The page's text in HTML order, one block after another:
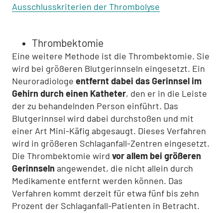
Ausschlusskriterien der Thrombolyse
Thrombektomie
Eine weitere Methode ist die Thrombektomie. Sie
wird bei größeren Blutgerinnseln eingesetzt. Ein
Neuroradiologe entfernt dabei das Gerinnsel im
Gehirn durch einen Katheter, den er in die Leiste
der zu behandelnden Person einführt. Das
Blutgerinnsel wird dabei durchstoßen und mit
einer Art Mini-Käfig abgesaugt. Dieses Verfahren
wird in größeren Schlaganfall-Zentren eingesetzt.
Die Thrombektomie wird vor allem bei größeren
Gerinnseln angewendet, die nicht allein durch
Medikamente entfernt werden können. Das
Verfahren kommt derzeit für etwa fünf bis zehn
Prozent der Schlaganfall-Patienten in Betracht.